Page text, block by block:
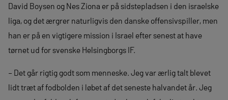
David Boysen og Nes Ziona er på sidstepladsen i den israelske
liga, og det ærgrer naturligvis den danske offensivspiller, men
han er på en vigtigere mission i Israel efter senest at have
tørnet ud for svenske Helsingborgs IF.
– Det går rigtig godt som menneske. Jeg var ærlig talt blevet
lidt træt af fodbolden i løbet af det seneste halvandet år. Jeg